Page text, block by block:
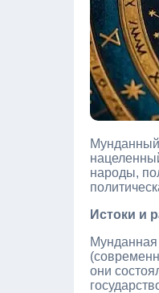
Мунданный
народы,
Истоки и
они